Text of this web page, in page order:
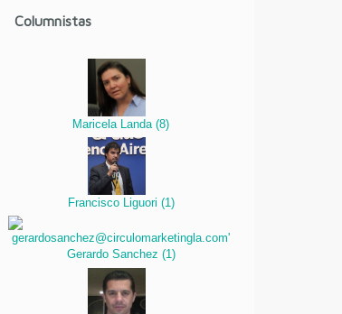
Columnistas
Maricela Landa(8)
Francisco Liguori (1)
Gerardo Sanchez (1)